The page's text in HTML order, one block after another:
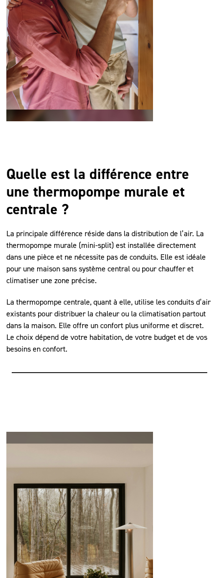
Quelle est la différence entre
une thermopompe murale et
centrale ?
La principale différence réside dans la distribution de l’air. La
thermopompe murale (mini-split) est installée directement
dans une pièce et ne nécessite pas de conduits. Elle est idéale
pour une maison sans système central ou pour chauffer et
climatiser une zone précise.
La thermopompe centrale, quant à elle, utilise les conduits d’air
existants pour distribuer la chaleur ou la climatisation partout
dans la maison. Elle offre un confort plus uniforme et discret.
Le choix dépend de votre habitation, de votre budget et de vos
besoins en confort.